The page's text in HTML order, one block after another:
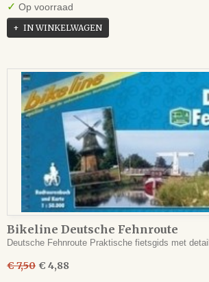
✓ Op voorraad
IN WINKELWAGEN
Bikeline Deutsche Fehnroute
Deutsche Fehnroute Praktische fietsgids met
€ 7,50 € 4,88